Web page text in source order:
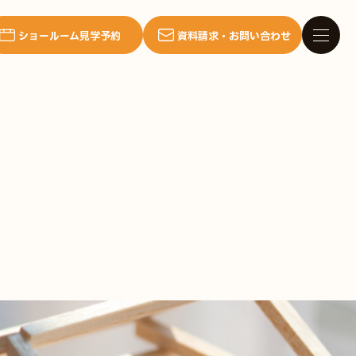
ショールーム見学予約 資料請求・お問い合わせ